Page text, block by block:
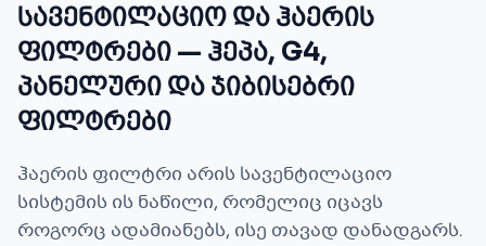
სავენტილაციო და ჰაერის
ფილტრები — ჰეპა, G4,
პანელური და ჯიბისებრი
ფილტრები
ჰაერის ფილტრი არის სავენტილაციო
სისტემის ის ნაწილი, რომელიც იცავს
როგორც ადამიანებს, ისე თავად დანადგარს.